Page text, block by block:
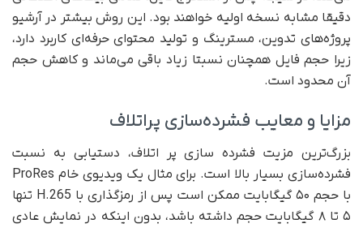
دقیقا مشابه نسخه اولیه خواهند بود. این روش بیشتر در آرشیو
پروژه‌های تدوین، مسترینگ و تولید محتوای حرفه‌ای کاربرد دارد،
زیرا حجم فایل همچنان نسبتا زیاد باقی می‌ماند و کاهش حجم
آن محدود است.
مزایا و معایب فشرده‌سازی پراتلاف
بزرگ‌ترین مزیت فشرده سازی پر اتلاف، دستیابی به نسبت
فشرده‌سازی بسیار بالا است. برای مثال یک ویدیوی خام ProRes
با حجم ۵۰ گیگابایت ممکن است پس از رمزگذاری با H.265 تنها
۵ تا ۸ گیگابایت حجم داشته باشد، بدون اینکه در نمایش عادی